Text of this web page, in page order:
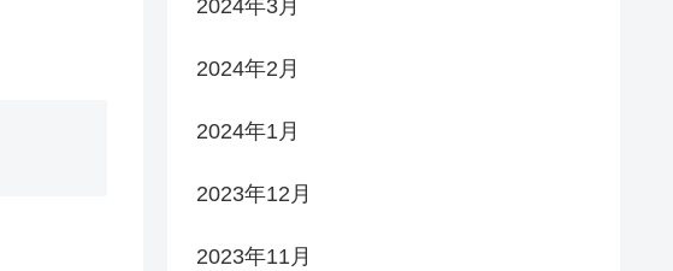
2024年3月
2024年2月
2024年1月
2023年12月
2023年11月